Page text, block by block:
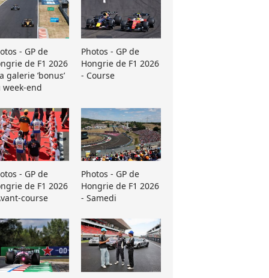
- GP de
de F1 2026
galerie ’bonus’
week-end
Photos - GP de
Hongrie de F1 2026
- Course
- GP de
de F1 2026
course
Photos - GP de
Hongrie de F1 2026
- Samedi